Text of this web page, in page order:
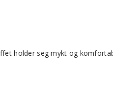
holder seg mykt og